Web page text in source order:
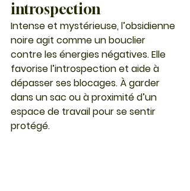
introspection
Intense et mystérieuse, l’obsidienne
noire agit comme un bouclier
contre les énergies négatives. Elle
favorise l’introspection et aide à
dépasser ses blocages. À garder
dans un sac ou à proximité d’un
espace de travail pour se sentir
protégé.